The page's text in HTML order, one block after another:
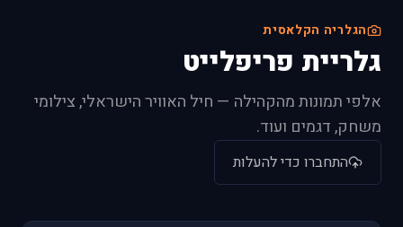
הגלריה הקלאסית
גלריית פריפלייט
אלפי תמונות מהקהילה — חיל האוויר הישראלי, צילומי
משחק, דגמים ועוד.
התחברו כדי להעלות